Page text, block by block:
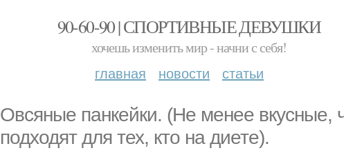
90-60-90 | СПОРТИВНЫЕ ДЕВУШКИ
хочешь изменить мир - начни с себя!
главная новости статьи
Овсяные панкейки. (Не менее вкусные,
подходят для тех, кто на диете).